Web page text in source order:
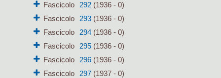
Fascicolo
292(1936 - 0)
Fascicolo
293(1936 - 0)
Fascicolo
294(1936 - 0)
Fascicolo
295(1936 - 0)
Fascicolo
296(1936 - 0)
Fascicolo
297(1937 - 0)